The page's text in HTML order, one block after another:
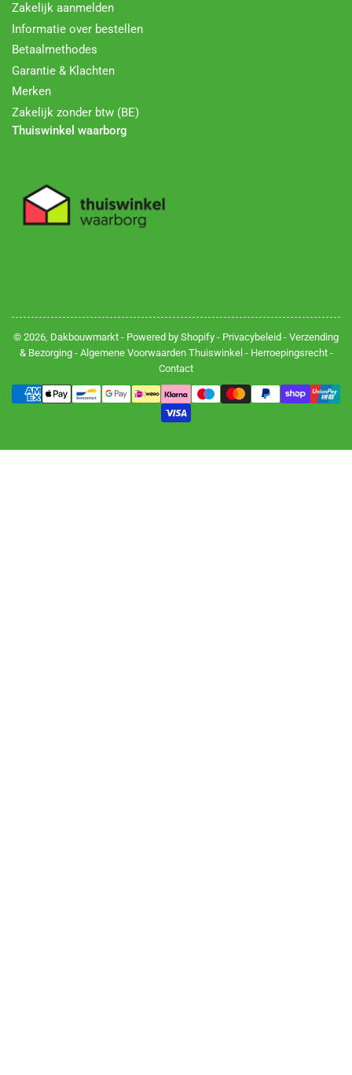
Zakelijk aanmelden
Informatie over bestellen
Betaalmethodes
Garantie & Klachten
Merken
Zakelijk zonder btw (BE)
Thuiswinkel waarborg
© 2026, Dakbouwmarkt - Powered by Shopify - Privacybeleid - Verzending
& Bezorging- Algemene Voorwaarden Thuiswinkel - Herroepingsrecht-
Contact
Betalingsmethoden